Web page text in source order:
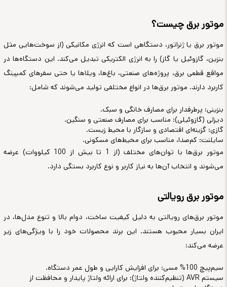
موتور برق چیست؟
موتور برق یا ژنراتور، دستگاهی است که انرژی مکانیکی (از سوخت‌هایی مثل
بنزین، گازوئیل یا گاز) را به انرژی الکتریکی تبدیل می‌کند. این دستگاه‌ها در
مواقع قطعی برق، پروژه‌های صنعتی، باغ‌ها، ویلاها یا حتی سفرهای کمپینگ
کاربرد دارند. موتور برق‌ها در انواع مختلفی تولید می‌شوند که شامل:
بنزینی: پرطرفدار برای مصارف خانگی و سبک.
دیزلی (گازوئیلی): مناسب برای مصارف صنعتی و سنگین.
گازی: گزینه‌ای اقتصادی و سازگار با محیط زیست.
سایلنت: کم‌صدا، مناسب برای محیط‌های مسکونی.
موتور برق‌ها با توان‌های مختلف (از 1 تا بیش از 100 کیلووات) عرضه
می‌شوند و انتخاب آن‌ها به نیاز کاربر و نوع کاربرد بستگی دارد.
موتور برق رویالتی
موتور برق‌های رویالتی به دلیل کیفیت ساخت، دوام بالا و تنوع مدل‌ها، در
ایران بسیار محبوب هستند. این برند محصولات خود را با ویژگی‌های زیر
عرضه می‌کند:
سیم‌پیچ 100% مسی: برای افزایش کارایی و طول عمر دستگاه.
سیستم AVR (تنظیم‌کننده ولتاژ): برای ارائه ولتاژ پایدار و محافظت از